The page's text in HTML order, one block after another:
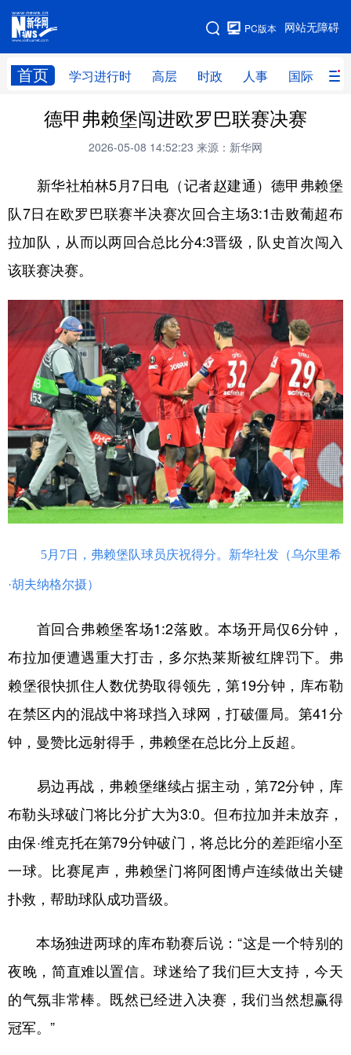
网站无障碍
PC版本
首页 学习进行时 高层 时政 人事 国际 财
网站地图
学习进行时 高层 时政 人事
财经 网评
台湾 思客智库 全球连线 教育
科技 科创 量子 体育
文化 书画 健康 军事
法律 中央文件
食品 人居 信息化 数字经济
学术中国 乡村振兴 银龄 溯源中国
城市 旅游 能源 会展
彩票 娱乐 时尚 悦读
公益 一带一路 亚太网 上市公司
文化产业
辽宁 吉林 上海 江苏
山东 河南 湖北 湖南
广东 广西 海南
新疆 内蒙古 黑龙江
多语种频道
Русский язык 日本語 한국어
Deutsch Português
德甲弗赖堡闯进欧罗巴联赛决赛
2026-05-08 14:52:23 来源：新华网
新华社柏林5月7日电（记者赵建通）德甲弗赖堡
队7日在欧罗巴联赛半决赛次回合主场3:1击败葡超布
拉加队，从而以两回合总比分4:3晋级，队史首次闯入
该联赛决赛。
5月7日，弗赖堡队球员庆祝得分。新华社发（乌尔里希
·胡夫纳格尔摄）
首回合弗赖堡客场1:2落败。本场开局仅6分钟，
布拉加便遭遇重大打击，多尔热莱斯被红牌罚下。弗
赖堡很快抓住人数优势取得领先，第19分钟，库布勒
在禁区内的混战中将球挡入球网，打破僵局。第41分
钟，曼赞比远射得手，弗赖堡在总比分上反超。
易边再战，弗赖堡继续占据主动，第72分钟，库
布勒头球破门将比分扩大为3:0。但布拉加并未放弃，
由保·维克托在第79分钟破门，将总比分的差距缩小至
一球。比赛尾声，弗赖堡门将阿图博卢连续做出关键
扑救，帮助球队成功晋级。
本场独进两球的库布勒赛后说：“这是一个特别的
夜晚，简直难以置信。球迷给了我们巨大支持，今天
的气氛非常棒。既然已经进入决赛，我们当然想赢得
冠军。”